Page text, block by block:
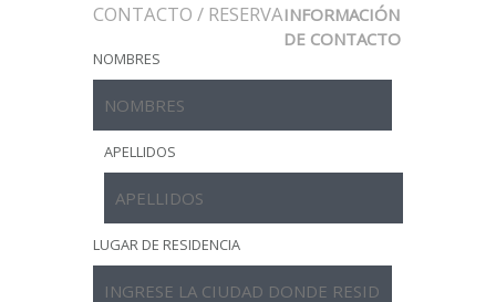
CONTACTO / RESERVAINFORMACIÓN
DE CONTACTO
NOMBRES
APELLIDOS
LUGAR DE RESIDENCIA